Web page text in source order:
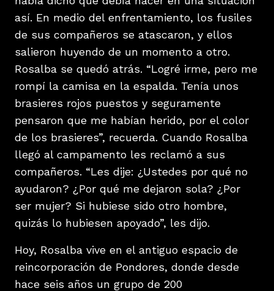
así. En medio del enfrentamiento, los fusiles
de sus compañeros se atascaron, y ellos
salieron huyendo de un momento a otro.
Rosalba se quedó atrás. “Logré irme, pero me
rompí la camisa en la espalda. Tenía unos
brasieres rojos puestos y seguramente
pensaron que me habían herido, por el color
de los brasieres”, recuerda. Cuando Rosalba
llegó al campamento les reclamó a sus
compañeros. “Les dije: ¿Ustedes por qué no
ayudaron? ¿Por qué me dejaron sola? ¿Por
ser mujer? Si hubiese sido otro hombre,
quizás lo hubiesen apoyado”, les dijo.
Hoy, Rosalba vive en el antiguo espacio de
reincorporación de Pondores, donde desde
hace seis años un grupo de 200